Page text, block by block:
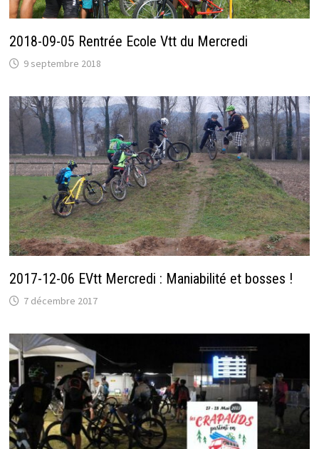
2018-09-05 Rentrée Ecole Vtt du Mercredi
9 septembre 2018
2017-12-06 EVtt Mercredi : Maniabilité et bosses !
7 décembre 2017